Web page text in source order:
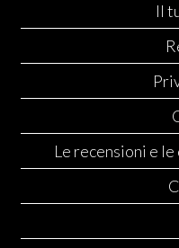
Il
Le recensioni e